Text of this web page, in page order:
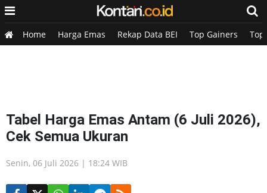
Home Harga Emas Rekap Data BEI Top Gainers Top
Tabel Harga Emas Antam (6 Juli 2026),
Cek Semua Ukuran
Senin, 06 Juli 2026 | 18:24 WIB